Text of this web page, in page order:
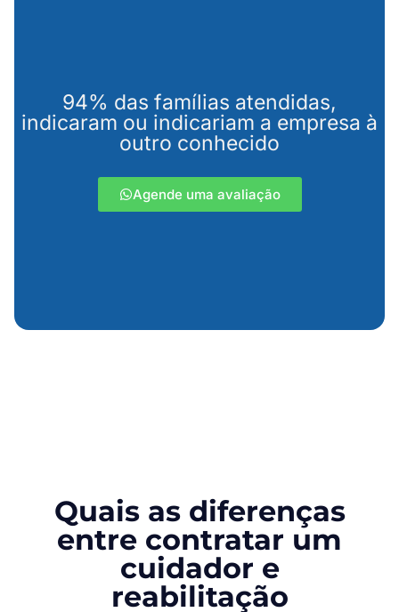
94% das famílias atendidas,
indicaram ou indicariam a empresa à
outro conhecido
Agende uma avaliação
Quais as diferenças
entre contratar um
cuidador e
reabilitação